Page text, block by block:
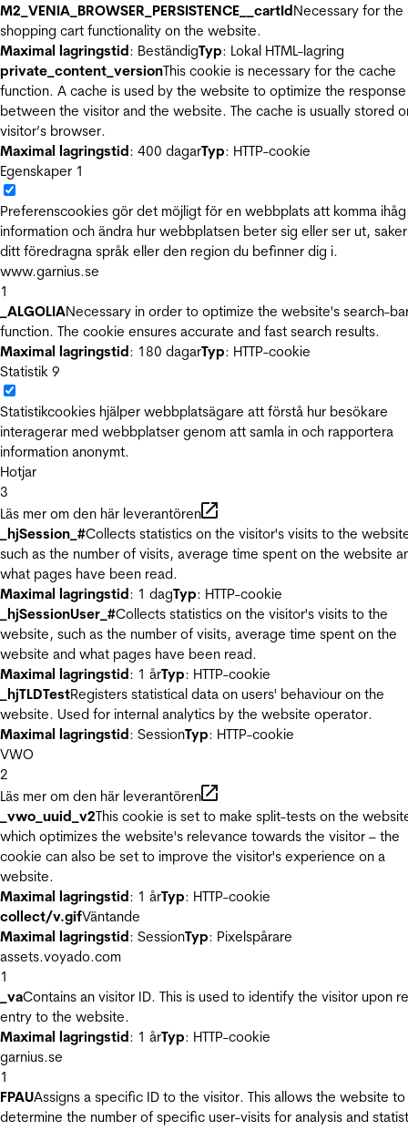
M2_VENIA_BROWSER_PERSISTENCE__cartIdNecessary for the
shopping cart functionality on the website.
Maximal lagringstid: BeständigTyp: Lokal HTML-lagring
private_content_versionThis cookie is necessary for the cache
function. A cache is used by the website to optimize the
between the visitor and the website. The cache is usually stored
visitor’s browser.
Maximal lagringstid: 400 dagarTyp: HTTP-cookie
Egenskaper 1
Preferenscookies gör det möjligt för en webbplats att komma ihåg
information och ändra hur webbplatsen beter sig eller ser ut,
ditt föredragna språk eller den region du befinner dig i.
www.garnius.se
1
_ALGOLIANecessary in order to optimize the website's search-
function. The cookie ensures accurate and fast search results.
Maximal lagringstid: 180 dagarTyp: HTTP-cookie
Statistik 9
Statistikcookies hjälper webbplatsägare att förstå hur besökare
interagerar med webbplatser genom att samla in och rapportera
information anonymt.
Hotjar
3
Läs mer om den här leverantören
_hjSession_#Collects statistics on the visitor's visits to the
such as the number of visits, average time spent on the website
what pages have been read.
Maximal lagringstid: 1 dagTyp: HTTP-cookie
_hjSessionUser_#Collects statistics on the visitor's visits to the
website, such as the number of visits, average time spent on the
website and what pages have been read.
Maximal lagringstid: 1 årTyp: HTTP-cookie
_hjTLDTestRegisters statistical data on users' behaviour on the
website. Used for internal analytics by the website operator.
Maximal lagringstid: SessionTyp: HTTP-cookie
VWO
2
Läs mer om den här leverantören
_vwo_uuid_v2This cookie is set to make split-tests on the
which optimizes the website's relevance towards the visitor – the
cookie can also be set to improve the visitor's experience on a
website.
Maximal lagringstid: 1 årTyp: HTTP-cookie
collect/v.gifVäntande
Maximal lagringstid: SessionTyp: Pixelspårare
assets.voyado.com
1
_vaContains an visitor ID. This is used to identify the visitor upon
entry to the website.
Maximal lagringstid: 1 årTyp: HTTP-cookie
garnius.se
1
FPAUAssigns a specific ID to the visitor. This allows the website to
determine the number of specific user-visits for analysis and